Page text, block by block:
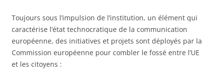
Toujours sous l’impulsion de l’institution, un élément qui
caractérise l’état technocratique de la communication
européenne, des initiatives et projets sont déployés par la
Commission européenne pour combler le fossé entre l’UE
et les citoyens :